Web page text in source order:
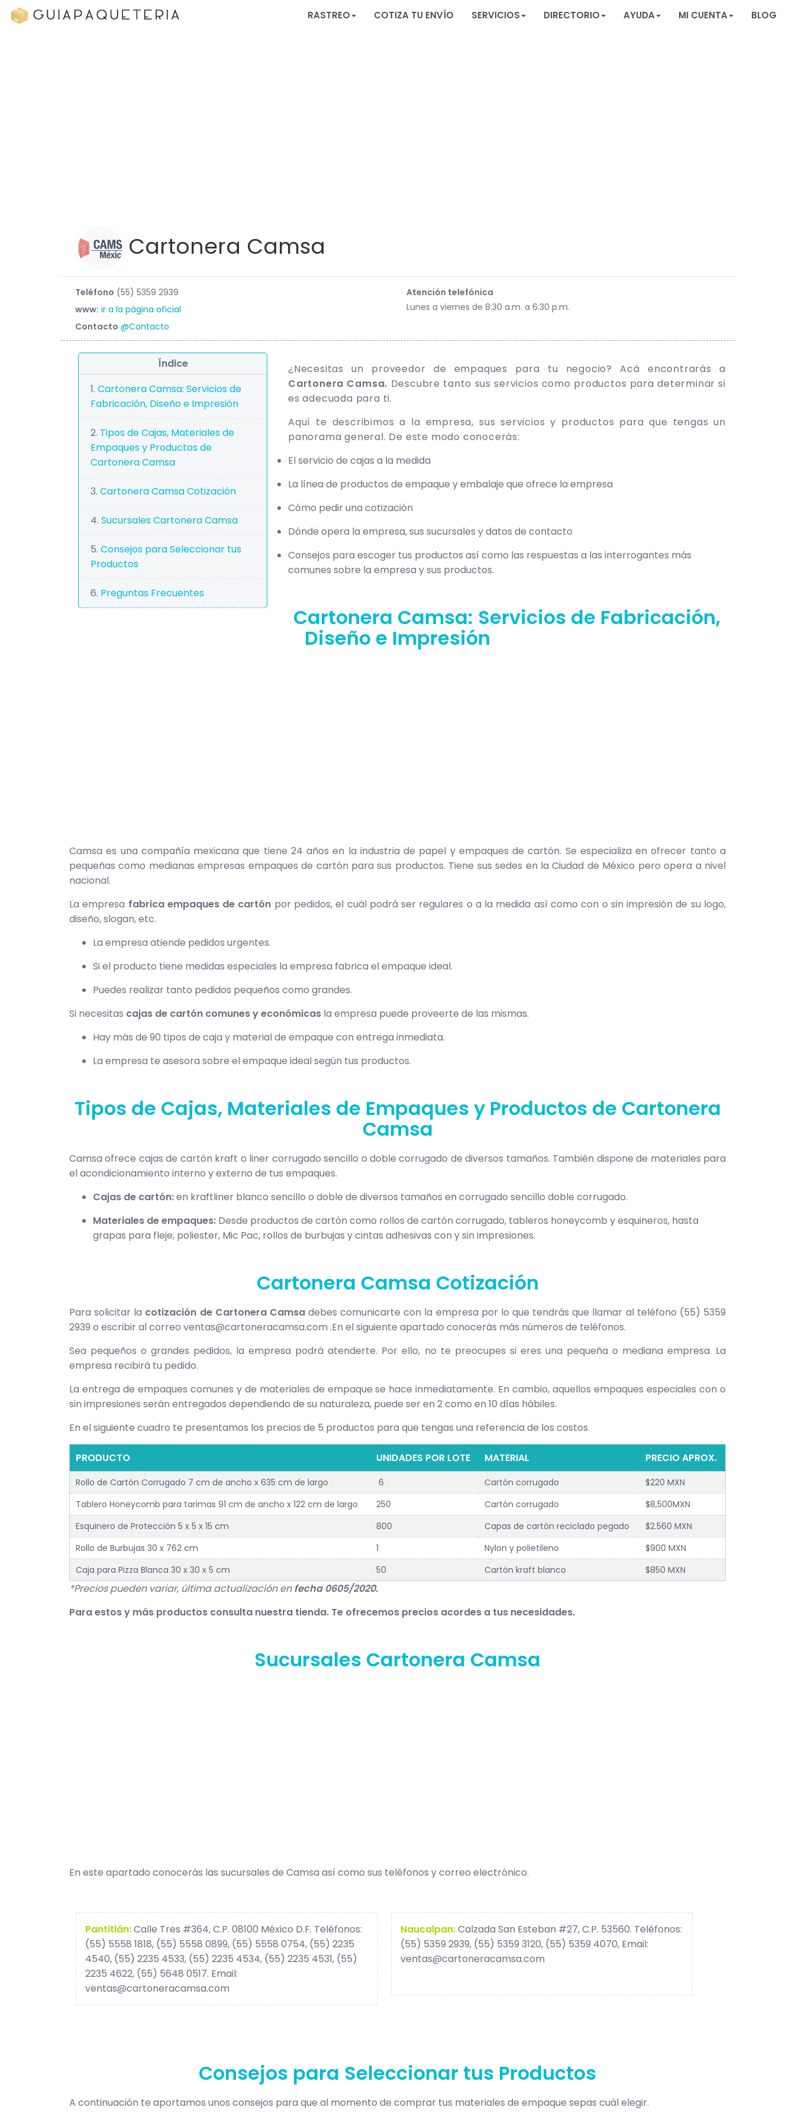
RASTREO COTIZA TU ENVÍO SERVICIOS DIRECTORIO AYUDA MI CUENTA BLOG
Cartonera Camsa
Teléfono (55) 5359 2939
www: ir a la página oficial
Contacto @Contacto
Atención telefónica
Lunes a viernes de 8:30 a.m. a 6:30 p.m.
Índice
Cartonera Camsa: Servicios de
Fabricación, Diseño e Impresión
Tipos de Cajas, Materiales de
Empaques y Productos de
Cartonera Camsa
Cartonera Camsa Cotización
Sucursales Cartonera Camsa
Consejos para Seleccionar tus
Productos
Preguntas Frecuentes
¿Necesitas un proveedor de empaques para tu negocio? Acá encontrarás a
Cartonera Camsa. Descubre tanto sus servicios como productos para determinar si
es adecuada para ti.
Aquí te describimos a la empresa, sus servicios y productos para que tengas un
panorama general. De este modo conocerás:
El servicio de cajas a la medida
La línea de productos de empaque y embalaje que ofrece la empresa
Cómo pedir una cotización
Dónde opera la empresa, sus sucursales y datos de contacto
Consejos para escoger tus productos así como las respuestas a las interrogantes más
comunes sobre la empresa y sus productos.
Cartonera Camsa: Servicios de Fabricación,
Diseño e Impresión
Camsa es una compañía mexicana que tiene 24 años en la industria de papel y empaques de cartón. Se especializa en ofrecer tanto a
pequeñas como medianas empresas empaques de cartón para sus productos. Tiene sus sedes en la Ciudad de México pero opera a nivel
nacional.
La empresa fabrica empaques de cartón por pedidos, el cuál podrá ser regulares o a la medida así como con o sin impresión de su logo,
diseño, slogan, etc.
La empresa atiende pedidos urgentes.
Si el producto tiene medidas especiales la empresa fabrica el empaque ideal.
Puedes realizar tanto pedidos pequeños como grandes.
Si necesitas cajas de cartón comunes y económicas la empresa puede proveerte de las mismas.
Hay más de 90 tipos de caja y material de empaque con entrega inmediata.
La empresa te asesora sobre el empaque ideal según tus productos.
Tipos de Cajas, Materiales de Empaques y Productos de Cartonera
Camsa
Camsa ofrece cajas de cartón kraft o liner corrugado sencillo o doble corrugado de diversos tamaños. También dispone de materiales para
el acondicionamiento interno y externo de tus empaques.
Cajas de cartón:en kraftliner blanco sencillo o doble de diversos tamaños en corrugado sencillo doble corrugado.
Materiales de empaques: Desde productos de cartón como rollos de cartón corrugado, tableros honeycomb y esquineros, hasta
grapas para fleje, poliester, Mic Pac, rollos de burbujas y cintas adhesivas con y sin impresiones.
Cartonera Camsa Cotización
Para solicitar la cotización de Cartonera Camsadebes comunicarte con la empresa por lo que tendrás que llamar al teléfono (55) 5359
2939 o escribir al correo ventas@cartoneracamsa.com .En el siguiente apartado conocerás más números de teléfonos.
Sea pequeños o grandes pedidos, la empresa podrá atenderte. Por ello, no te preocupes si eres una pequeña o mediana empresa. La
empresa recibirá tu pedido.
La entrega de empaques comunes y de materiales de empaque se hace inmediatamente. En cambio, aquellos empaques especiales con o
sin impresiones serán entregados dependiendo de su naturaleza, puede ser en 2 como en 10 días hábiles.
En el siguiente cuadro te presentamos los precios de 5 productos para que tengas una referencia de los costos.
PRODUCTO UNIDADES POR LOTE MATERIAL PRECIO APROX.
Rollo de Cartón Corrugado 7 cm de ancho x 635 cm de largo 6 Cartón corrugado
$220 MXN
Tablero Honeycomb para tarimas 91 cm de ancho x 122 cm de largo
250 Cartón corrugado
$8,500MXN
Esquinero de Protección 5 x 5 x 15 cm
800 Capas de cartón reciclado pegado
$2.560 MXN
Rollo de Burbujas 30 x 762 cm
1 Nylon y polietileno
$900 MXN
Caja para Pizza Blanca 30 x 30 x 5 cm
50 Cartón kraft blanco $850 MXN
*Precios pueden variar, última actualización enfecha 0605/2020.
Para estos y más productos consulta nuestra tienda. Te ofrecemos precios acordes a tus necesidades.
Sucursales Cartonera Camsa
En este apartado conocerás las sucursales de Camsa así como sus teléfonos y correo electrónico.
Pantitlán:Calle Tres #364, C.P. 08100 México D.F. Teléfonos:
(55) 5558 1818, (55) 5558 0899, (55) 5558 0754, (55) 2235
4540, (55) 2235 4533, (55) 2235 4534, (55) 2235 4531, (55)
2235 4622, (55) 5648 0517. Email:
ventas@cartoneracamsa.com
Naucalpan:Calzada San Esteban #27, C.P. 53560. Teléfonos:
(55) 5359 2939, (55) 5359 3120, (55) 5359 4070, Email:
ventas@cartoneracamsa.com
Consejos para Seleccionar tus Productos
A continuación te aportamos unos consejos para que al momento de comprar tus materiales de empaque sepas cuál elegir.